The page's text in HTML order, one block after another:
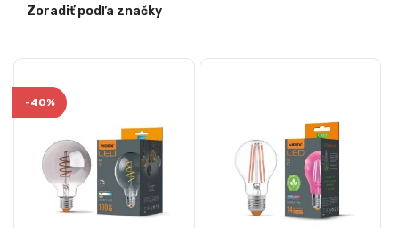
Zoradiť podľa značky
-40%